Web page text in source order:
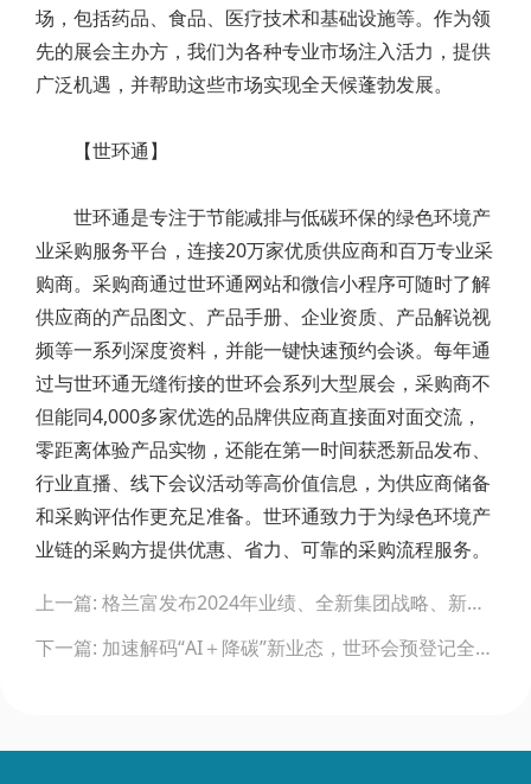
场，包括药品、食品、医疗技术和基础设施等。作为领
先的展会主办方，我们为各种专业市场注入活力，提供
广泛机遇，并帮助这些市场实现全天候蓬勃发展。
【世环通】
世环通是专注于节能减排与低碳环保的绿色环境产
业采购服务平台，连接20万家优质供应商和百万专业采
购商。采购商通过世环通网站和微信小程序可随时了解
供应商的产品图文、产品手册、企业资质、产品解说视
频等一系列深度资料，并能一键快速预约会谈。每年通
过与世环通无缝衔接的世环会系列大型展会，采购商不
但能同4,000多家优选的品牌供应商直接面对面交流，
零距离体验产品实物，还能在第一时间获悉新品发布、
行业直播、线下会议活动等高价值信息，为供应商储备
和采购评估作更充足准备。世环通致力于为绿色环境产
业链的采购方提供优惠、省力、可靠的采购流程服务。
navigation
上一篇: 格兰富发布2024年业绩、全新集团战略、新全球总部
下一篇: 加速解码“AI＋降碳”新业态，世环会预登记全面开启